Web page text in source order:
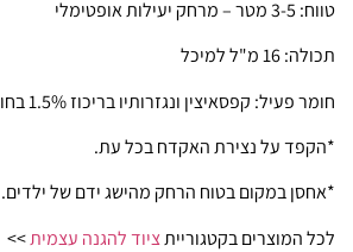
טווח: 3-5 מטר – מרחק יעילות אופטימלי
תכולה: 16 מ"ל למיכל
חומר פעיל: קפסאיצין ונגזרותיו בריכוז 1.5% בחוזק כ 3,000,000 SHU.
*הקפד על נצירת האקדח בכל עת.
*אחסן במקום בטוח הרחק מהישג ידם של ילדים.
לכל המוצרים בקטגורייתציוד להגנה עצמית>>